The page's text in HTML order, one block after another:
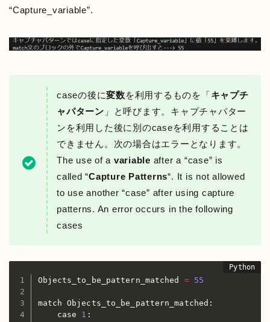
“Capture_variable”.
caseの後に変数を利用するものを「キャプチ
ャパターン 」と呼びます。キャプチャパター
ンを利用した後に別のcaseを利用することは
できません。次の場合はエラーとなります。
The use of a variable after a “case” is
called “Capture Patterns“. It is not allowed
to use another “case” after using capture
patterns. An error occurs in the following
cases
Objects_to_be_pattern_matched = 55
match Objects_to_be_pattern_matched :
    case
1 :